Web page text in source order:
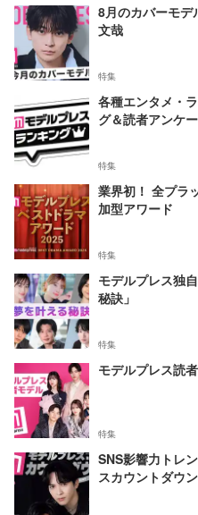
8月のカバーモデ
文哉
特集
各種エンタメ・
グ＆読者アンケ
特集
業界初！ 全プラ
加型アワード
特集
モデルプレス独
秘訣」
特集
モデルプレス読
特集
SNS影響力トレ
スカウントダウン